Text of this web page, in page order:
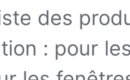
des
: pour